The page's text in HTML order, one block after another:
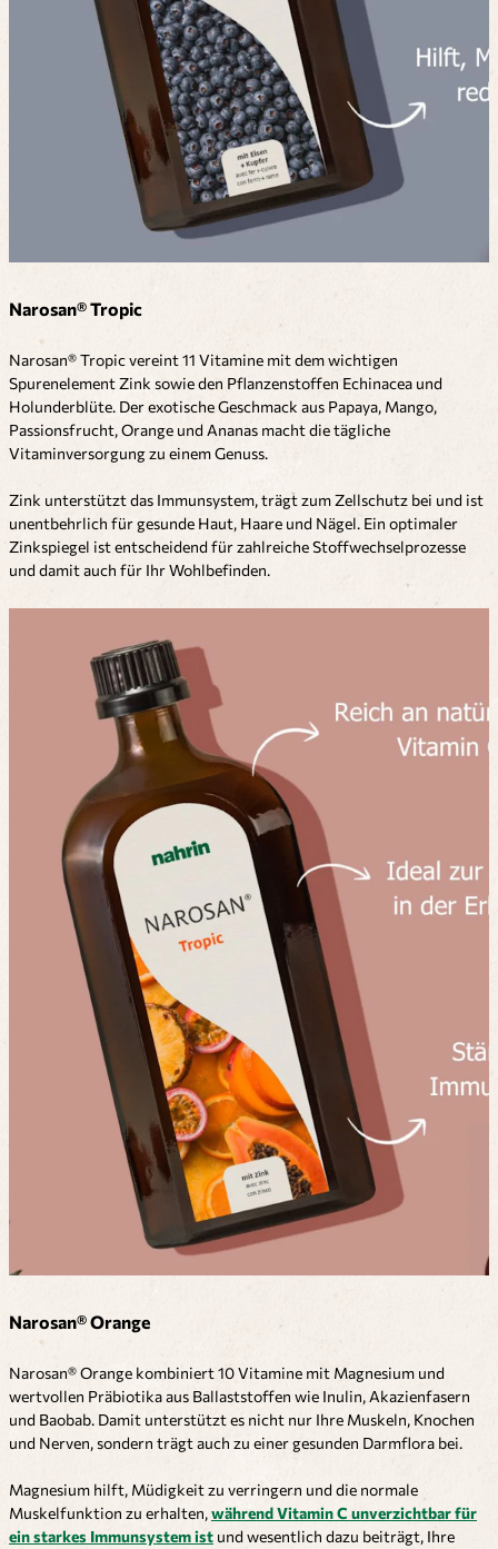
Narosan® Tropic
Narosan® Tropic vereint 11 Vitamine mit dem wichtigen
Spurenelement Zink sowie den Pflanzenstoffen Echinacea und
Holunderblüte. Der exotische Geschmack aus Papaya, Mango,
Passionsfrucht, Orange und Ananas macht die tägliche
Vitaminversorgung zu einem Genuss.
Zink unterstützt das Immunsystem, trägt zum Zellschutz bei und ist
unentbehrlich für gesunde Haut, Haare und Nägel. Ein optimaler
Zinkspiegel ist entscheidend für zahlreiche Stoffwechselprozesse
und damit auch für Ihr Wohlbefinden.
Narosan® Orange
Narosan® Orange kombiniert 10 Vitamine mit Magnesium und
wertvollen Präbiotika aus Ballaststoffen wie Inulin, Akazienfasern
und Baobab. Damit unterstützt es nicht nur Ihre Muskeln, Knochen
und Nerven, sondern trägt auch zu einer gesunden Darmflora bei.
Magnesium hilft, Müdigkeit zu verringern und die normale
Muskelfunktion zu erhalten,während Vitamin C unverzichtbar für
ein starkes Immunsystem ist und wesentlich dazu beiträgt, Ihre